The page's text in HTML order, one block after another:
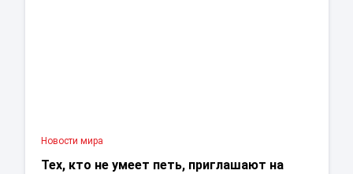
Новости мира
Тех, кто не умеет петь, приглашают на